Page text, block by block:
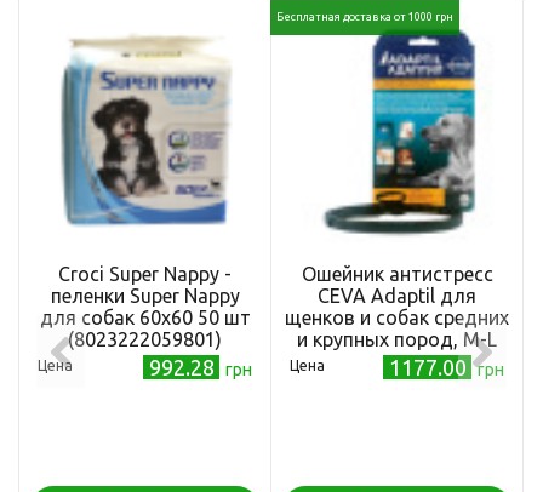
Croci Super Nappy -
пеленки Super Nappy
для собак 60х60 50 шт
(8023222059801)
Цена 992.28 грн
Бесплатная доставка от 1000 грн
Ошейник антистресс
CEVA Adaptil для
щенков и собак средних
и крупных пород, M-L
Цена 1177.00 грн